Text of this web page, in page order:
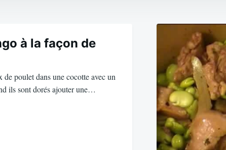
à la façon de
de poulet dans une cocotte avec un
ils sont dorés ajouter une…